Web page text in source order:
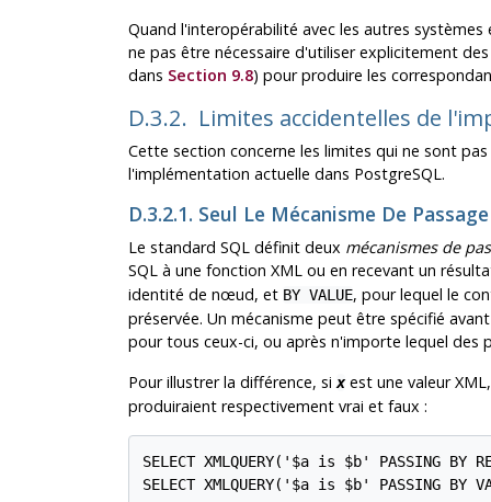
Quand l'interopérabilité avec les autres
ne pas être nécessaire d'utiliser explicitement
dans Section 9.8) pour produire les
D.3.2. Limites accidentelles de
Cette section concerne les limites qui ne sont
l'implémentation actuelle dans PostgreSQL.
D.3.2.1. Seul Le Mécanisme De
Le standard SQL définit deux mécanismes de
SQL à une fonction XML ou en recevant un
identité de nœud, et BY VALUE, pour lequel le
préservée. Un mécanisme peut être spécifié
pour tous ceux-ci, ou après n'importe lequel des
Pour illustrer la différence, sixest une valeur
produiraient respectivement vrai et faux :
SELECT XMLQUERY('$a is $b' PASSING BY
SELECT XMLQUERY('$a is $b' PASSING BY